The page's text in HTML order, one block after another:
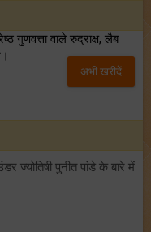
गुणवत्ता वाले रुद्राक्ष, लैब
अभी खरीदें
ज्योतिषी पुनीत पांडे के बारे में